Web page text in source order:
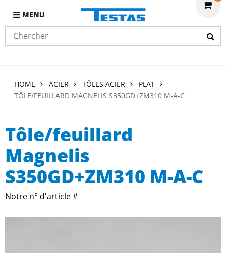
MENU
HOME ACIER TÔLES ACIER
PLAT
TÔLE/FEUILLARD MAGNELIS S350GD+ZM310 M-A-C
Tôle/feuillard
Magnelis
S350GD+ZM310 M-A-C
Notre n° d'article #